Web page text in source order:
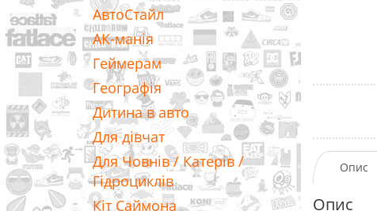
АвтоСтайл
АК-манія
Геймерам
Географія
Дитина в авто
Для дівчат
Для Човнів / Катерів /
Гідроциклів
Кіт Саймона
Опис
Опис